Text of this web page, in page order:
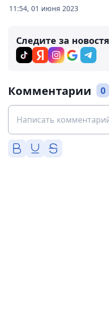
11:54, 01 июня 2023
Следите за
Комментарии 0